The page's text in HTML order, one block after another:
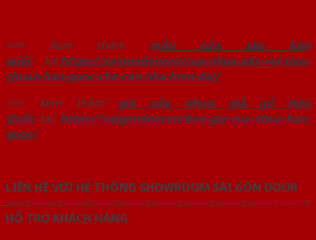
>>> Xem thêm mẫu cửa abs hàn
quốctại:https://saigondoor.vn/cua-nhua-abs-voi-tieu-
chuan-han-quoc-cho-can-nha-hien-dai/
>>> Xem thêm giá cửa nhựa giả gỗ Hàn
Quốctại: https://saigondoor.vn/bao-gia-cua-nhua-han-
quoc/
LIÊN HỆ VỚI HỆ THỐNG SHOWROOM SÀI GÒN DOOR
================================================
HỖ TRỢ KHÁCH HÀNG